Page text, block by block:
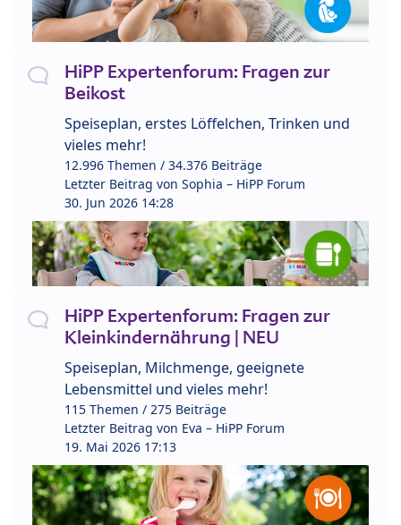
HiPP Expertenforum: Fragen zur
Beikost
Speiseplan, erstes Löffelchen, Trinken und
vieles mehr!
12.996 Themen / 34.376 Beiträge
Letzter Beitrag von Sophia – HiPP Forum
30. Jun 2026 14:28
HiPP Expertenforum: Fragen zur
Kleinkindernährung | NEU
Speiseplan, Milchmenge, geeignete
Lebensmittel und vieles mehr!
115 Themen / 275 Beiträge
Letzter Beitrag von Eva – HiPP Forum
19. Mai 2026 17:13